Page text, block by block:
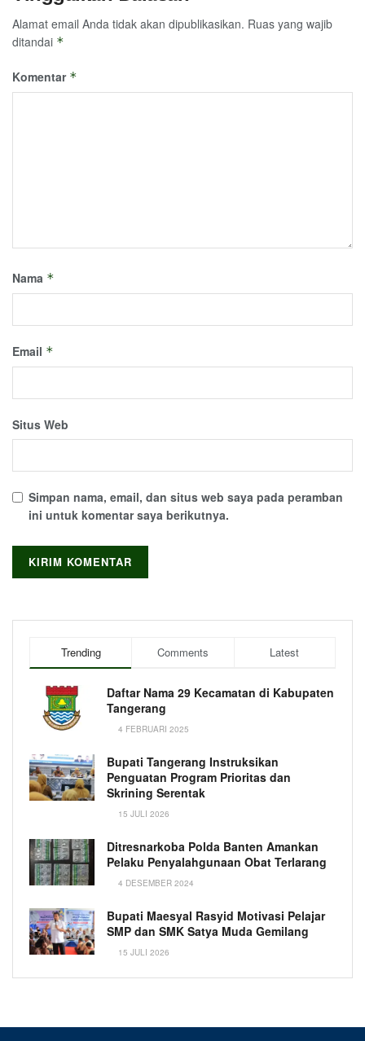
Alamat email Anda tidak akan dipublikasikan. Ruas yang wajib
ditandai *
Komentar *
Nama *
Email *
Situs Web
Simpan nama, email, dan situs web saya pada peramban
ini untuk komentar saya berikutnya.
Trending Comments Latest
Daftar Nama 29 Kecamatan di Kabupaten
Tangerang
4 FEBRUARI 2025
Bupati Tangerang Instruksikan
Penguatan Program Prioritas dan
Skrining Serentak
15 JULI 2026
Ditresnarkoba Polda Banten Amankan
Pelaku Penyalahgunaan Obat Terlarang
4 DESEMBER 2024
Bupati Maesyal Rasyid Motivasi Pelajar
SMP dan SMK Satya Muda Gemilang
15 JULI 2026